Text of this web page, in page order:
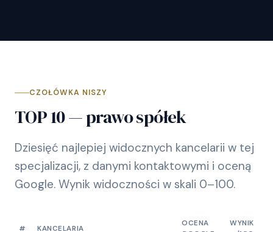
CZOŁÓWKA NISZY
TOP 10 — prawo spółek
Dziesięć najlepiej widocznych kancelarii w tej
specjalizacji, z danymi kontaktowymi i oceną
Google. Wynik widoczności w skali 0–100.
# KANCELARIA
OCENA
WYNIK